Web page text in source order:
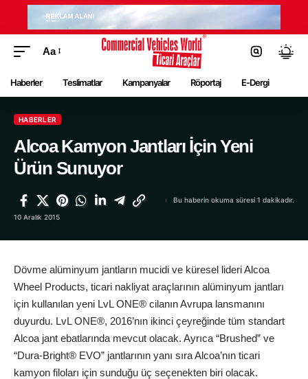
Aa
Haberler Teslimatlar Kampanyalar Röportaj E-Dergi
HABERLER
Alcoa Kamyon Jantları İçin Yeni
Ürün Sunuyor
10 Aralık 2015
Bu haberin okuma süresi 1 dakikadır.
Dövme alüminyum jantların mucidi ve küresel lideri Alcoa
Wheel Products, ticari nakliyat araçlarının alüminyum jantları
için kullanılan yeni LvL ONE® cilanın Avrupa lansmanını
duyurdu. LvL ONE®, 2016’nın ikinci çeyreğinde tüm standart
Alcoa jant ebatlarında mevcut olacak. Ayrıca “Brushed” ve
“Dura-Bright® EVO” jantlarının yanı sıra Alcoa’nın ticari
kamyon filoları için sunduğu üç seçenekten biri olacak.